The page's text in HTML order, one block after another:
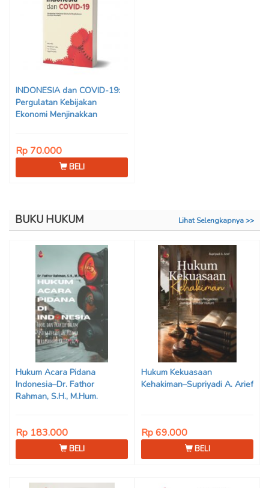
INDONESIA dan COVID-19:
Pergulatan Kebijakan
Ekonomi Menjinakkan
Rp 70.000
BELI
BUKU HUKUM Lihat Selengkapnya >>
Hukum Acara Pidana
Indonesia–Dr. Fathor
Rahman, S.H., M.Hum.
Rp 183.000
BELI
Hukum Kekuasaan
Kehakiman–Supriyadi A. Arief
Rp 69.000
BELI